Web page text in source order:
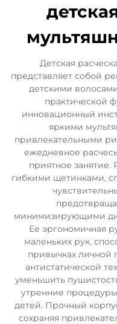
Детская
представляет собой
детскими
практической
инновационный
яркими
привлекательными
ежедневное
приятное занятие.
гибкими щетинками,
минимизирующими
Ее эргономичная
маленьких рук,
привычках личной
антистатической
уменьшить
утренние
детей. Прочный
сохраняя